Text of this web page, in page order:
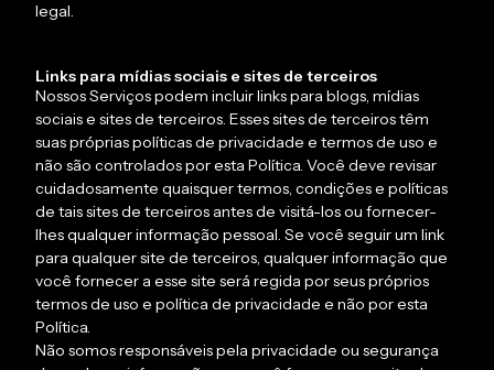
legal.
Links para mídias sociais e sites de terceiros
Nossos Serviços podem incluir links para blogs, mídias
sociais e sites de terceiros. Esses sites de terceiros têm
suas próprias políticas de privacidade e termos de uso e
não são controlados por esta Política. Você deve revisar
cuidadosamente quaisquer termos, condições e políticas
de tais sites de terceiros antes de visitá-los ou fornecer-
lhes qualquer informação pessoal. Se você seguir um link
para qualquer site de terceiros, qualquer informação que
você fornecer a esse site será regida por seus próprios
termos de uso e política de privacidade e não por esta
Política.
Não somos responsáveis pela privacidade ou segurança